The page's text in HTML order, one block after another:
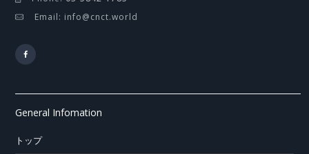
Email: info@cnct.world
General Infomation
トップ